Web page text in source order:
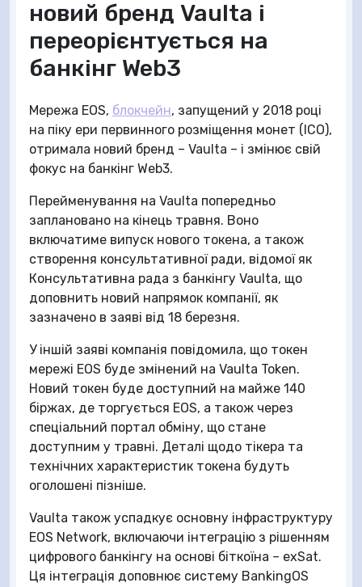
новий бренд Vaulta і
переорієнтується на
банкінг Web3
Мережа EOS, блокчейн, запущений у 2018 році
на піку ери первинного розміщення монет (ICO),
отримала новий бренд – Vaulta – і змінює свій
фокус на банкінг Web3.
Перейменування на Vaulta попередньо
заплановано на кінець травня. Воно
включатиме випуск нового токена, а також
створення консультативної ради, відомої як
Консультативна рада з банкінгу Vaulta, що
доповнить новий напрямок компанії, як
зазначено в заяві від 18 березня.
У іншій заяві компанія повідомила, що токен
мережі EOS буде змінений на Vaulta Token.
Новий токен буде доступний на майже 140
біржах, де торгується EOS, а також через
спеціальний портал обміну, що стане
доступним у травні. Деталі щодо тікера та
технічних характеристик токена будуть
оголошені пізніше.
Vaulta також успадкує основну інфраструктуру
EOS Network, включаючи інтеграцію з рішенням
цифрового банкінгу на основі біткоїна – exSat.
Ця інтеграція доповнює систему BankingOS